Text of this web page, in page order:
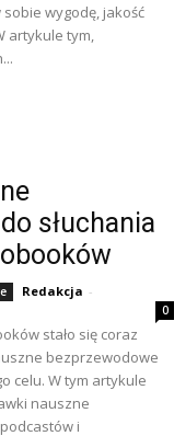
sobie wygodę, jakość
artykule tym,
słuchania
Redakcja -
0
stało się coraz
bezprzewodowe
celu. W tym artykule
nauszne
i